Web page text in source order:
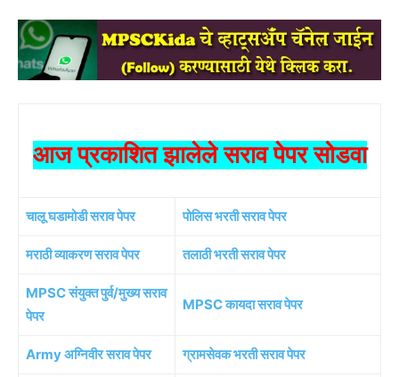
आज प्रकाशित झालेले सराव पेपर सोडवा
चालू घडामोडी सराव पेपर पोलिस भरती सराव पेपर
मराठी व्याकरण सराव पेपर तलाठी भरती सराव पेपर
MPSC संयुक्त पुर्व/मुख्य सराव
पेपर
MPSC कायदा सराव पेपर
Army अग्निवीर सराव पेपर ग्रामसेवक भरती सराव पेपर